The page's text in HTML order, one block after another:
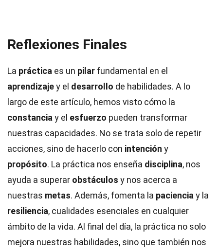
Reflexiones Finales
La práctica es un pilar fundamental en el
aprendizajey el desarrollo de habilidades. A lo
largo de este artículo, hemos visto cómo la
constancia y el esfuerzo pueden transformar
nuestras capacidades. No se trata solo de repetir
acciones, sino de hacerlo con intención y
propósito. La práctica nos enseña disciplina, nos
ayuda a superar obstáculos y nos acerca a
nuestras metas. Además, fomenta la paciencia y la
resiliencia, cualidades esenciales en cualquier
ámbito de la vida. Al final del día, la práctica no solo
mejora nuestras habilidades, sino que también nos